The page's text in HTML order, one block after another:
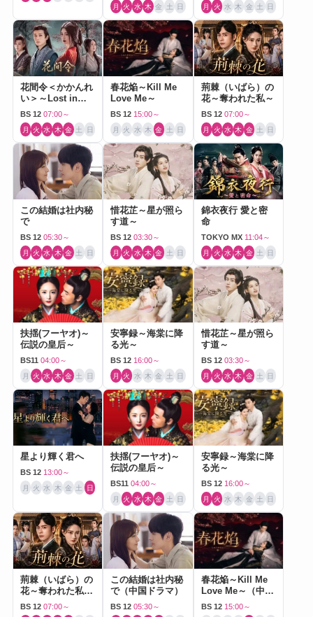
月 火 水 木 金 土 日 月 火 水 木 金 土 日
花間令＜かかんれ
い＞～Lost in
Love～
BS 12 07:00～
月 火 水 木 金 土 日
春花焔～Kill Me
Love Me～
BS 12 15:00～
月 火 水 木 金 土 日
荊棘（いばら）の
花～奪われた私～
BS 12 07:00～
月 火 水 木 金 土 日
この結婚は社内秘
で
BS 12 05:30～
月 火 水 木 金 土 日
惜花芷～星が照ら
す道～
BS 12 03:30～
月 火 水 木 金 土 日
錦衣夜行 愛と密
命
TOKYO MX 11:04～
月 火 水 木 金 土 日
扶揺(フーヤオ)～
伝説の皇后～
BS11 04:00～
月 火 水 木 金 土 日
安寧録～海棠に降
る光～
BS 12 16:00～
月 火 水 木 金 土 日
惜花芷～星が照ら
す道～
BS 12 03:30～
月 火 水 木 金 土 日
星より輝く君へ
BS 12 13:00～
月 火 水 木 金 土 日
扶揺(フーヤオ)～
伝説の皇后～
BS11 04:00～
月 火 水 木 金 土 日
安寧録～海棠に降
る光～
BS 12 16:00～
月 火 水 木 金 土 日
荊棘（いばら）の
花～奪われた私～
（中国ドラマ）
BS 12 07:00～
この結婚は社内秘
で（中国ドラマ）
BS 12 05:30～
春花焔～Kill Me
Love Me～（中国
ドラマ）
BS 12 15:00～